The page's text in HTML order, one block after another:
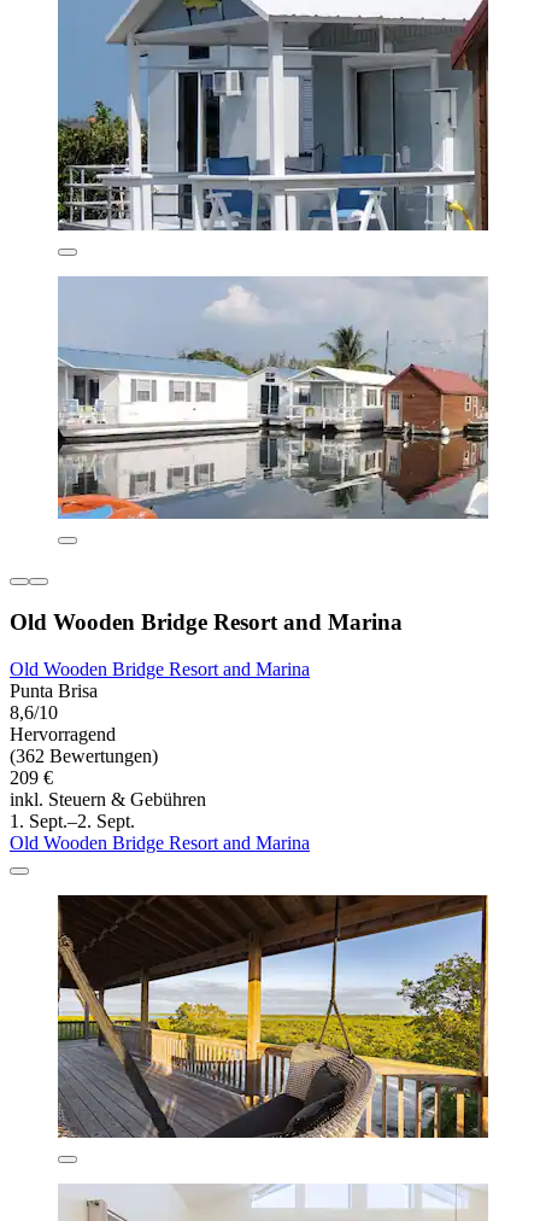
Old Wooden Bridge Resort and Marina
Old Wooden Bridge Resort and Marina
Punta Brisa
8,6/10
Hervorragend
(362 Bewertungen)
209 €
inkl. Steuern & Gebühren
1. Sept.–2. Sept.
Old Wooden Bridge Resort and Marina